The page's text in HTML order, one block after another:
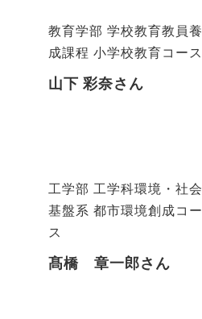
教育学部 学校教育教員養
成課程 小学校教育コース
山下 彩奈さん
工学部 工学科環境・社会
基盤系 都市環境創成コー
ス
髙橋 章一郎さん